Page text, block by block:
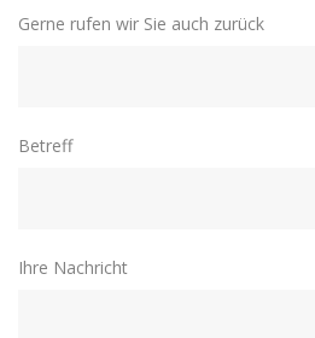
Gerne rufen wir Sie auch zurück
Betreff
Ihre Nachricht